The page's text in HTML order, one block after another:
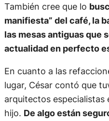
También cree que lo
manifiesta” del café, la
las mesas antiguas que
actualidad en perfecto
En cuanto a las
lugar, César contó que
arquitectos especialistas
hijo. De algo están